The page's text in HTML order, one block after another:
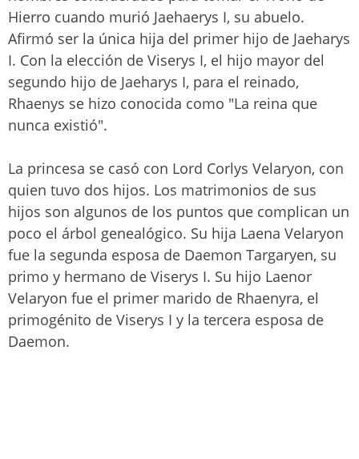
Hierro cuando murió Jaehaerys I, su abuelo.
Afirmó ser la única hija del primer hijo de Jaeharys
I. Con la elección de Viserys I, el hijo mayor del
segundo hijo de Jaeharys I, para el reinado,
Rhaenys se hizo conocida como "La reina que
nunca existió".
La princesa se casó con Lord Corlys Velaryon, con
quien tuvo dos hijos. Los matrimonios de sus
hijos son algunos de los puntos que complican un
poco el árbol genealógico. Su hija Laena Velaryon
fue la segunda esposa de Daemon Targaryen, su
primo y hermano de Viserys I. Su hijo Laenor
Velaryon fue el primer marido de Rhaenyra, el
primogénito de Viserys I y la tercera esposa de
Daemon.